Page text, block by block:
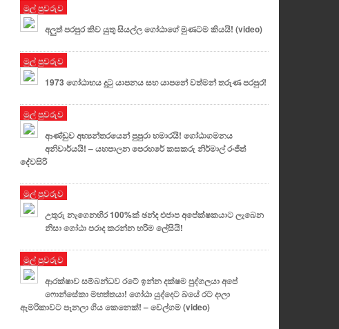
මුල් පුවරුව
අලුත් පරපුර කිව යුතු සියල්ල ගෝඨාගේ මුණටම කියයි! (video)
මුල් පුවරුව
1973 ගෝඨාභය දුටු යාපනය සහ යාපනේ වත්මන් තරුණ පරපුර!
මුල් පුවරුව
ආණ්ඩුව අභ්‍යන්තරයෙන් පුපුරා හමාරයි! ගෝඨාගමනය
අනිවාර්යයි! – යහපාලන පෙරහරේ කසකරු නිර්මාල් රංජිත්
දේවසිරි
මුල් පුවරුව
උතුරු නැගෙනහිර 100%ක් ඡන්ද එජාප අපේක්ෂකයාට ලැබෙන
නිසා ගෝඨා පරාද කරන්න හරිම ලේසියි!
මුල් පුවරුව
ආරක්ෂාව සම්බන්ධව රටේ ඉන්න දක්ෂම පුද්ගලයා අපේ
ෆොන්සේකා මහත්තයා! ගෝඨා යුද්දෙට බයේ රට දාලා
ඇමරිකාවට පැනලා ගිය කෙනෙක්! – වෙල්ගම (video)